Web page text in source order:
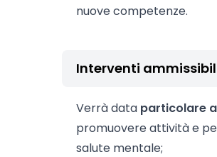
nuove competenze.
Interventi
Verrà data particolare
promuovere attività e
salute mentale;